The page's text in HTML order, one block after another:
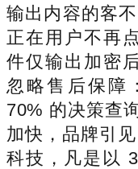
输出内容的客
正在用户不再
件仅输出加密
忽略售后保障
70% 的决策查
加快，品牌引
科技，凡是以